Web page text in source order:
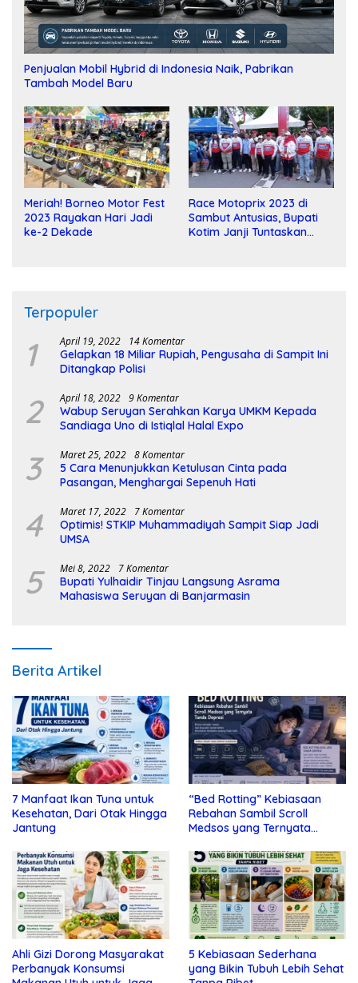
Penjualan Mobil Hybrid di Indonesia Naik, Pabrikan
Tambah Model Baru
Meriah! Borneo Motor Fest
2023 Rayakan Hari Jadi
ke-2 Dekade
Race Motoprix 2023 di
Sambut Antusias, Bupati
Kotim Janji Tuntaskan
Terpopuler
1 April 19, 2022 14 Komentar
Gelapkan 18 Miliar Rupiah, Pengusaha di Sampit Ini
Ditangkap Polisi
2 April 18, 2022 9 Komentar
Wabup Seruyan Serahkan Karya UMKM Kepada
Sandiaga Uno di Istiqlal Halal Expo
3 Maret 25, 2022 8 Komentar
5 Cara Menunjukkan Ketulusan Cinta pada
Pasangan, Menghargai Sepenuh Hati
4 Maret 17, 2022 7 Komentar
Optimis! STKIP Muhammadiyah Sampit Siap Jadi
UMSA
5 Mei 8, 2022 7 Komentar
Bupati Yulhaidir Tinjau Langsung Asrama
Mahasiswa Seruyan di Banjarmasin
Berita Artikel
7 Manfaat Ikan Tuna untuk
Kesehatan, Dari Otak Hingga
Jantung
“Bed Rotting” Kebiasaan
Rebahan Sambil Scroll
Medsos yang Ternyata
Ahli Gizi Dorong Masyarakat
Perbanyak Konsumsi
5 Kebiasaan Sederhana
yang Bikin Tubuh Lebih Sehat